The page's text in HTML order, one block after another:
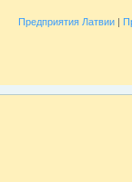
Предприятия Латвии|